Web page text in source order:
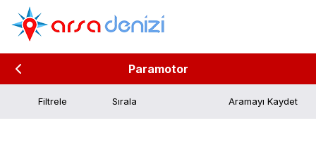
Paramotor
Filtrele Aramayı Kaydet